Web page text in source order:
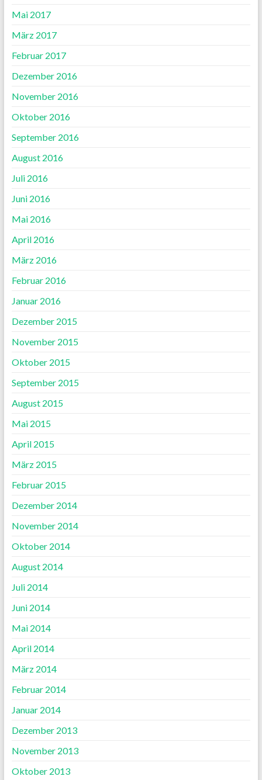
Mai 2017
März 2017
Februar 2017
Dezember 2016
November 2016
Oktober 2016
September 2016
August 2016
Juli 2016
Juni 2016
Mai 2016
April 2016
März 2016
Februar 2016
Januar 2016
Dezember 2015
November 2015
Oktober 2015
September 2015
August 2015
Mai 2015
April 2015
März 2015
Februar 2015
Dezember 2014
November 2014
Oktober 2014
August 2014
Juli 2014
Juni 2014
Mai 2014
April 2014
März 2014
Februar 2014
Januar 2014
Dezember 2013
November 2013
Oktober 2013